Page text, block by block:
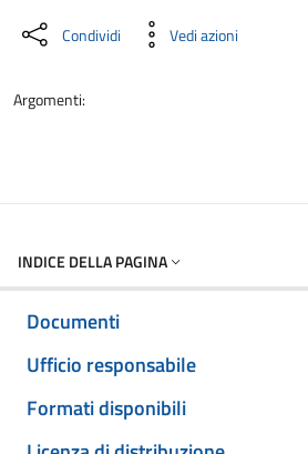
Condividi Vedi azioni
Argomenti:
INDICE DELLA PAGINA
Documenti
Ufficio responsabile
Formati disponibili